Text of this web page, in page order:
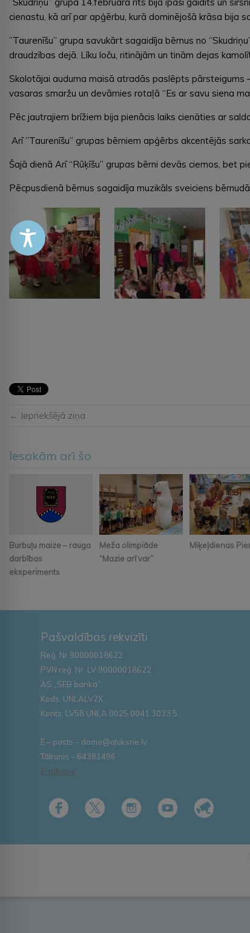
cienastu, kā arī par apģērbu, kurā dominējošā krāsa bija
’’Taurenīšu’’ grupa savukārt sagaidīja bērnus no
draudzības dejā. Līku loču, ritinājām un tinām dejas
Skolotājai auduma maisā atradās paslēpts pārsteigums
vasaras smaržu un devāmies rotaļā “Es ar savu siena
Pēc jautrajiem brīžiem bija pienācis laiks cienāties ar
Arī ’’Taurenīšu’’ grupas bērniem apģērbs akcentējās
Šajā dienā Arī “Rūķīšu” grupas bērni devās ciemos, bet
Pēcpusdienā bērnus sagaidīja muzikāls sveiciens
← Iepriekšējā ziņa
Iesakām arī šo
Burbuļu maize – rauga
darbības
eksperiments
Meža olimpiāde
“Mazie arī var”
Miķeļdienas
Pašvaldības rekvizīti
Reģ. Nr.90000018622
PVN reģ. Nr. LV 90000018622
AS „SEB banka”
Kods: UNLALV2X
Konts: LV58 UNLA 0025 0041 3033 5
E – pasts – dome@aluksne.lv
Tālrunis – 64381496
E-adrese